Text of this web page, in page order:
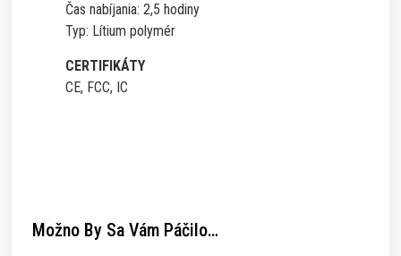
Čas nabíjania: 2,5 hodiny
Typ: Lítium polymér
CERTIFIKÁTY
CE, FCC, IC
Možno By Sa Vám Páčilo…